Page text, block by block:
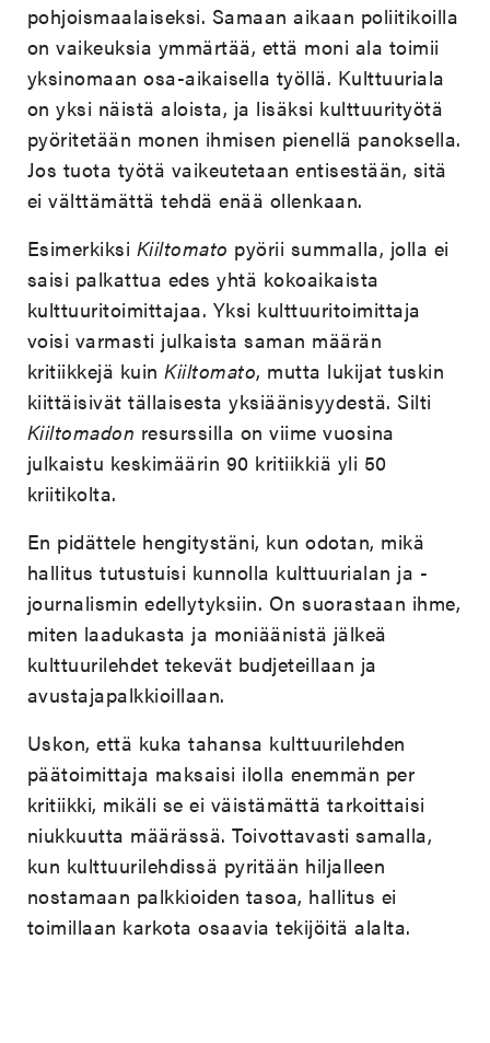
pohjoismaalaiseksi. Samaan aikaan poliitikoilla
on vaikeuksia ymmärtää, että moni ala toimii
yksinomaan osa-aikaisella työllä. Kulttuuriala
on yksi näistä aloista, ja lisäksi kulttuurityötä
pyöritetään monen ihmisen pienellä panoksella.
Jos tuota työtä vaikeutetaan entisestään, sitä
ei välttämättä tehdä enää ollenkaan.
Esimerkiksi Kiiltomato pyörii summalla, jolla ei
saisi palkattua edes yhtä kokoaikaista
kulttuuritoimittajaa. Yksi kulttuuritoimittaja
voisi varmasti julkaista saman määrän
kritiikkejä kuin Kiiltomato, mutta lukijat tuskin
kiittäisivät tällaisesta yksiäänisyydestä. Silti
Kiiltomadon resurssilla on viime vuosina
julkaistu keskimäärin 90 kritiikkiä yli 50
kriitikolta.
En pidättele hengitystäni, kun odotan, mikä
hallitus tutustuisi kunnolla kulttuurialan ja -
journalismin edellytyksiin. On suorastaan ihme,
miten laadukasta ja moniäänistä jälkeä
kulttuurilehdet tekevät budjeteillaan ja
avustajapalkkioillaan.
Uskon, että kuka tahansa kulttuurilehden
päätoimittaja maksaisi ilolla enemmän per
kritiikki, mikäli se ei väistämättä tarkoittaisi
niukkuutta määrässä. Toivottavasti samalla,
kun kulttuurilehdissä pyritään hiljalleen
nostamaan palkkioiden tasoa, hallitus ei
toimillaan karkota osaavia tekijöitä alalta.